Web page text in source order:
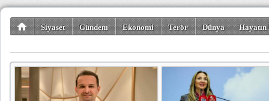
Siyaset Gündem Ekonomi Terör Dünya